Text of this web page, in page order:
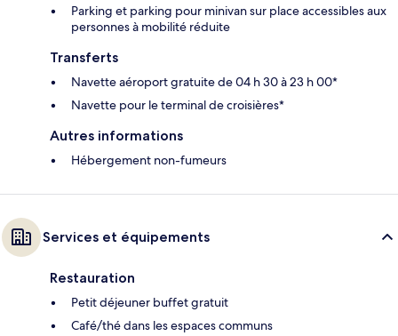
Parking et parking pour minivan sur place accessibles aux
personnes à mobilité réduite
Transferts
Navette aéroport gratuite de 04 h 30 à 23 h 00*
Navette pour le terminal de croisières*
Autres informations
Hébergement non-fumeurs
Services et équipements
Restauration
Petit déjeuner buffet gratuit
Café/thé dans les espaces communs